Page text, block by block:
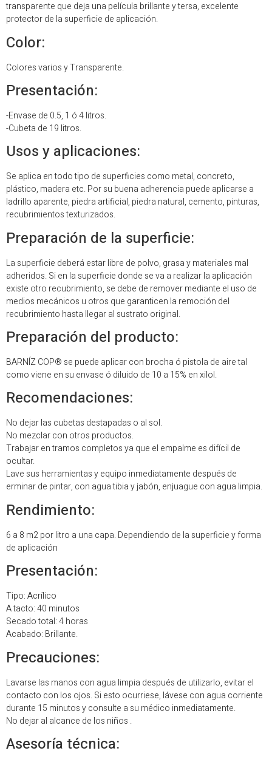
transparente que deja una película brillante y tersa, excelente
protector de la superficie de aplicación.
Color:
Colores varios y Transparente.
Presentación:
-Envase de 0.5, 1 ó 4 litros.
-Cubeta de 19 litros.
Usos y aplicaciones:
Se aplica en todo tipo de superficies como metal, concreto,
plástico, madera etc. Por su buena adherencia puede aplicarse a
ladrillo aparente, piedra artificial, piedra natural, cemento, pinturas,
recubrimientos texturizados.
Preparación de la superficie:
La superficie deberá estar libre de polvo, grasa y materiales mal
adheridos. Si en la superficie donde se va a realizar la aplicación
existe otro recubrimiento, se debe de remover mediante el uso de
medios mecánicos u otros que garanticen la remoción del
recubrimiento hasta llegar al sustrato original.
Preparación del producto:
BARNÍZ COP® se puede aplicar con brocha ó pistola de aire tal
como viene en su envase ó diluido de 10 a 15% en xilol.
Recomendaciones:
No dejar las cubetas destapadas o al sol.
No mezclar con otros productos.
Trabajar en tramos completos ya que el empalme es difícil de
ocultar.
Lave sus herramientas y equipo inmediatamente después de
erminar de pintar, con agua tibia y jabón, enjuague con agua limpia.
Rendimiento:
6 a 8 m2por litro a una capa. Dependiendo de la superficie y forma
de aplicación
Presentación:
Tipo: Acrílico
A tacto: 40 minutos
Secado total: 4 horas
Acabado: Brillante.
Precauciones:
Lavarse las manos con agua limpia después de utilizarlo, evitar el
contacto con los ojos. Si esto ocurriese, lávese con agua corriente
durante 15 minutos y consulte a su médico inmediatamente.
No dejar al alcance de los niños .
Asesoría técnica: